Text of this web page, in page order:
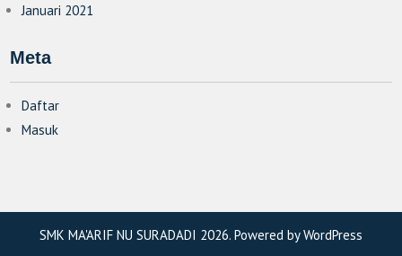
Januari 2021
Meta
Daftar
Masuk
SMK MA'ARIF NU SURADADI 2026. Powered by WordPress